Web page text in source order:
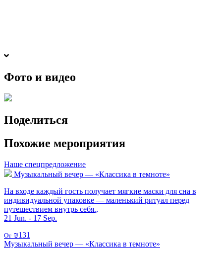
Фото и видео
Поделиться
Похожие мероприятия
Наше спецпредложение
Музыкальный вечер — «Классика в темноте»
На входе каждый гость получает мягкие маски для сна в
индивидуальной упаковке — маленький ритуал перед
путешествием внутрь себя.,
21 Jun. - 17 Sep.
От ₪131
Музыкальный вечер — «Классика в темноте»